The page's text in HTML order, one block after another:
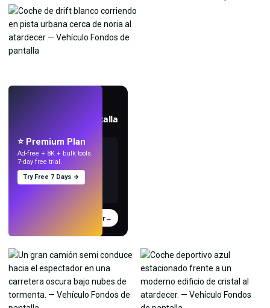
Crea fondos de pantalla
Probar→
⭐ Premium Plan
Ad-free + 8K + bulk tools.
7-day free trial.
Try Free 7 Days →